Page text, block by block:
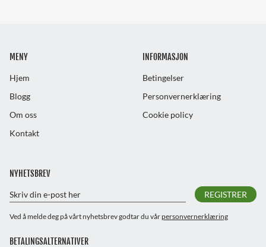
MENY
Hjem
Blogg
Om oss
Kontakt
INFORMASJON
Betingelser
Personvernerklæring
Cookie policy
NYHETSBREV
REGISTRER
Ved å melde deg på vårt nyhetsbrev godtar du vårpersonvernerklæring
BETALINGSALTERNATIVER